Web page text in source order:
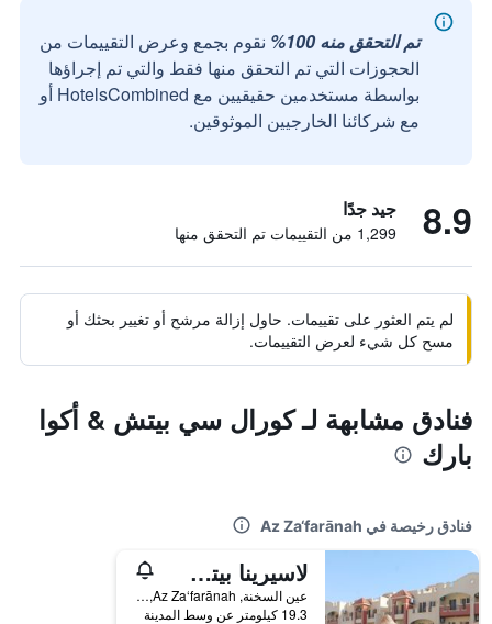
تم التحقق منه 100%
نقوم بجمع وعرض التقييمات من
الحجوزات التي تم التحقق منها فقط والتي تم إجراؤها
بواسطة مستخدمين حقيقيين مع HotelsCombined أو
مع شركائنا الخارجيين الموثوقين.
8.9 جيد جدًا
1,299 من التقييمات تم التحقق منها
لم يتم العثور على تقييمات. حاول إزالة مرشح أو تغيير بحثك أو
مسح كل شيء لعرض التقييمات.
فنادق مشابهة لـ كورال سي بيتش & أكوا
بارك
فنادق رخيصة في Az Za‘farānah
لاسيرينا بيتش - للعائلات فقط
عين السخنة, Az Za‘farānah, مصر
19.3 كيلومتر عن وسط المدينة